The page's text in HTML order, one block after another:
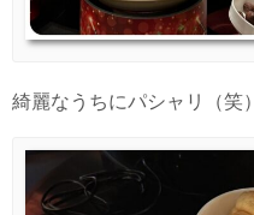
綺麗なうちにパシャリ（笑）